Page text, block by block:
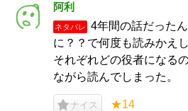
阿利
ネタバレ
4年間の話だった
に？？で何度も読みかえ
それぞれどの役者になる
ながら読んでしまった。
ナイス ★14